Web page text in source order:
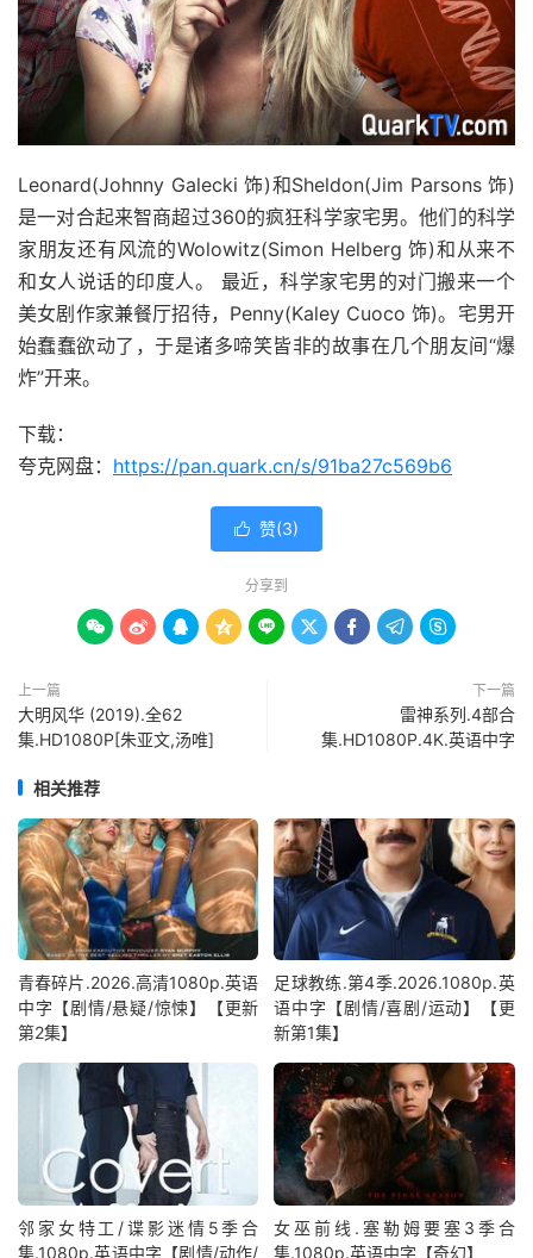
Leonard(Johnny Galecki 饰)和Sheldon(Jim Parsons 饰)
是一对合起来智商超过360的疯狂科学家宅男。他们的科学
家朋友还有风流的Wolowitz(Simon Helberg 饰)和从来不
和女人说话的印度人。 最近，科学家宅男的对门搬来一个
美女剧作家兼餐厅招待，Penny(Kaley Cuoco 饰)。宅男开
始蠢蠢欲动了，于是诸多啼笑皆非的故事在几个朋友间“爆
炸”开来。
下载：
夸克网盘： https://pan.quark.cn/s/91ba27c569b6
 赞(3)
分享到
        
上一篇
大明风华 (2019).全62
集.HD1080P[朱亚文,汤唯]
下一篇
雷神系列.4部合
集.HD1080P.4K.英语中字
相关推荐
青春碎片.2026.高清1080p.英语
中字【剧情/悬疑/惊悚】【更新
第2集】
足球教练.第4季.2026.1080p.英
语中字【剧情/喜剧/运动】【更
新第1集】
邻家女特工/谍影迷情5季合
集.1080p.英语中字【剧情/动作/
女巫前线.塞勒姆要塞3季合
集.1080p.英语中字【奇幻】